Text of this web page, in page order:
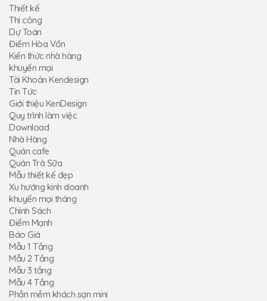
Thiết kế
Thi công
Dự Toán
Điểm Hòa Vốn
Kiến thức nhà hàng
khuyến mại
Tài Khoản Kendesign
Tin Tức
Giới thiệu KenDesign
Quy trình làm việc
Download
Nhà Hàng
Quán cafe
Quán Trà Sữa
Mẫu thiết kế đẹp
Xu hướng kinh doanh
khuyến mại tháng
Chính Sách
Điểm Mạnh
Báo Giá
Mẫu 1 Tầng
Mẫu 2 Tầng
Mẫu 3 tầng
Mẫu 4 Tầng
Phần mềm khách sạn mini